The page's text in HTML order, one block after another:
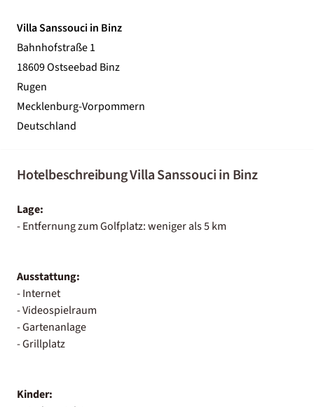
Villa Sanssouci in Binz
Bahnhofstraße 1
18609 Ostseebad Binz
Rugen
Mecklenburg-Vorpommern
Deutschland
Hotelbeschreibung Villa Sanssouci in Binz
Lage:
- Entfernung zum Golfplatz: weniger als 5 km
Ausstattung:
- Internet
- Videospielraum
- Gartenanlage
- Grillplatz
Kinder: